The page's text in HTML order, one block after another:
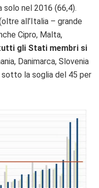
solo nel 2016 (66,4).
all’Italia – grande
Cipro, Malta,
gli Stati membri si
Danimarca, Slovenia
la soglia del 45 per